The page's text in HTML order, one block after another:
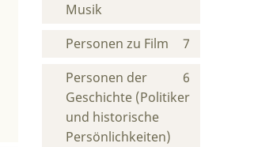
Musik
7
Personen zu Film
6
Personen der
Geschichte (Politiker
und historische
Persönlichkeiten)